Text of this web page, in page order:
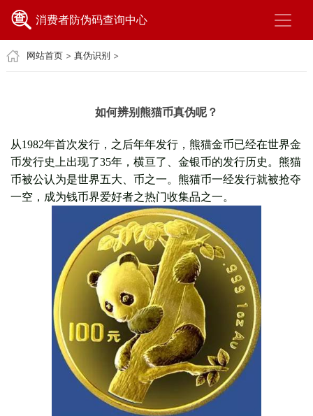
消费者防伪码查询中心
网站首页> 真伪识别 >
如何辨别熊猫币真伪呢？
从1982年首次发行，之后年年发行，熊猫金币已经在世界金
币发行史上出现了35年，横亘了、金银币的发行历史。熊猫
币被公认为是世界五大、币之一。熊猫币一经发行就被抢夺
一空，成为钱币界爱好者之热门收集品之一。